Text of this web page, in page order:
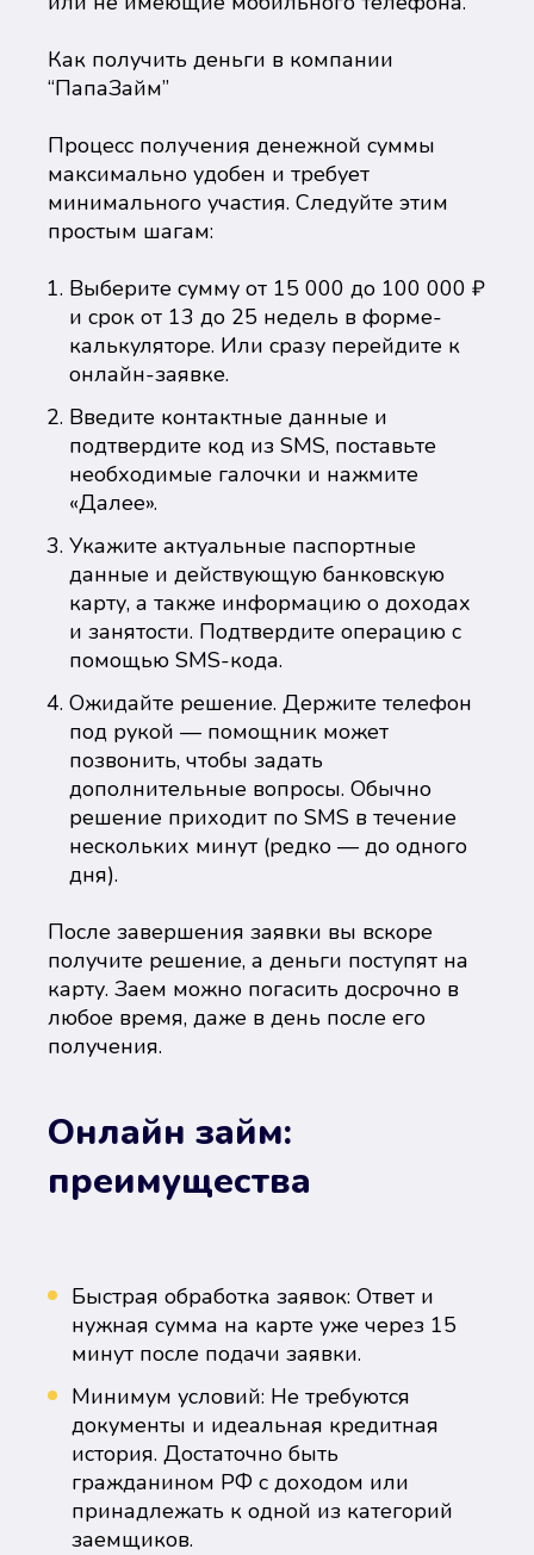
Как получить деньги в компании
“ПапаЗайм”
Процесс получения денежной суммы
максимально удобен и требует
минимального участия. Следуйте этим
простым шагам:
Выберите сумму от 15 000 до 100 000 ₽
и срок от 13 до 25 недель в форме-
калькуляторе. Или сразу перейдите к
онлайн-заявке.
Введите контактные данные и
подтвердите код из SMS, поставьте
необходимые галочки и нажмите
«Далее».
Укажите актуальные паспортные
данные и действующую банковскую
карту, а также информацию о доходах
и занятости. Подтвердите операцию с
помощью SMS-кода.
Ожидайте решение. Держите телефон
под рукой — помощник может
позвонить, чтобы задать
дополнительные вопросы. Обычно
решение приходит по SMS в течение
нескольких минут (редко — до одного
дня).
После завершения заявки вы вскоре
получите решение, а деньги поступят на
карту. Заем можно погасить досрочно в
любое время, даже в день после его
получения.
Онлайн займ:
преимущества
Быстрая обработка заявок: Ответ и
нужная сумма на карте уже через 15
минут после подачи заявки.
Минимум условий: Не требуются
документы и идеальная кредитная
история. Достаточно быть
гражданином РФ с доходом или
принадлежать к одной из категорий
заемщиков.